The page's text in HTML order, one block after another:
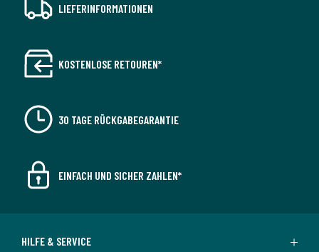
LIEFERINFORMATIONEN
KOSTENLOSE RETOUREN*
30 TAGE RÜCKGABEGARANTIE
EINFACH UND SICHER ZAHLEN*
HILFE & SERVICE